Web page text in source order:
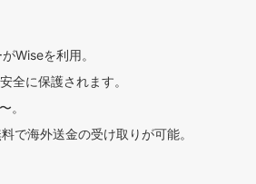
Wiseを利用。
全に保護されます。
。
で海外送金の受け取りが可能。